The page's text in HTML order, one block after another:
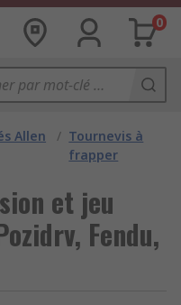
0
Allen
/ Tournevis à
frapper
et jeu
Fendu,